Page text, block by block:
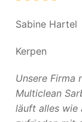
Sabine Hartel
Kerpen
Unsere Firma
Multiclean
läuft alles wie